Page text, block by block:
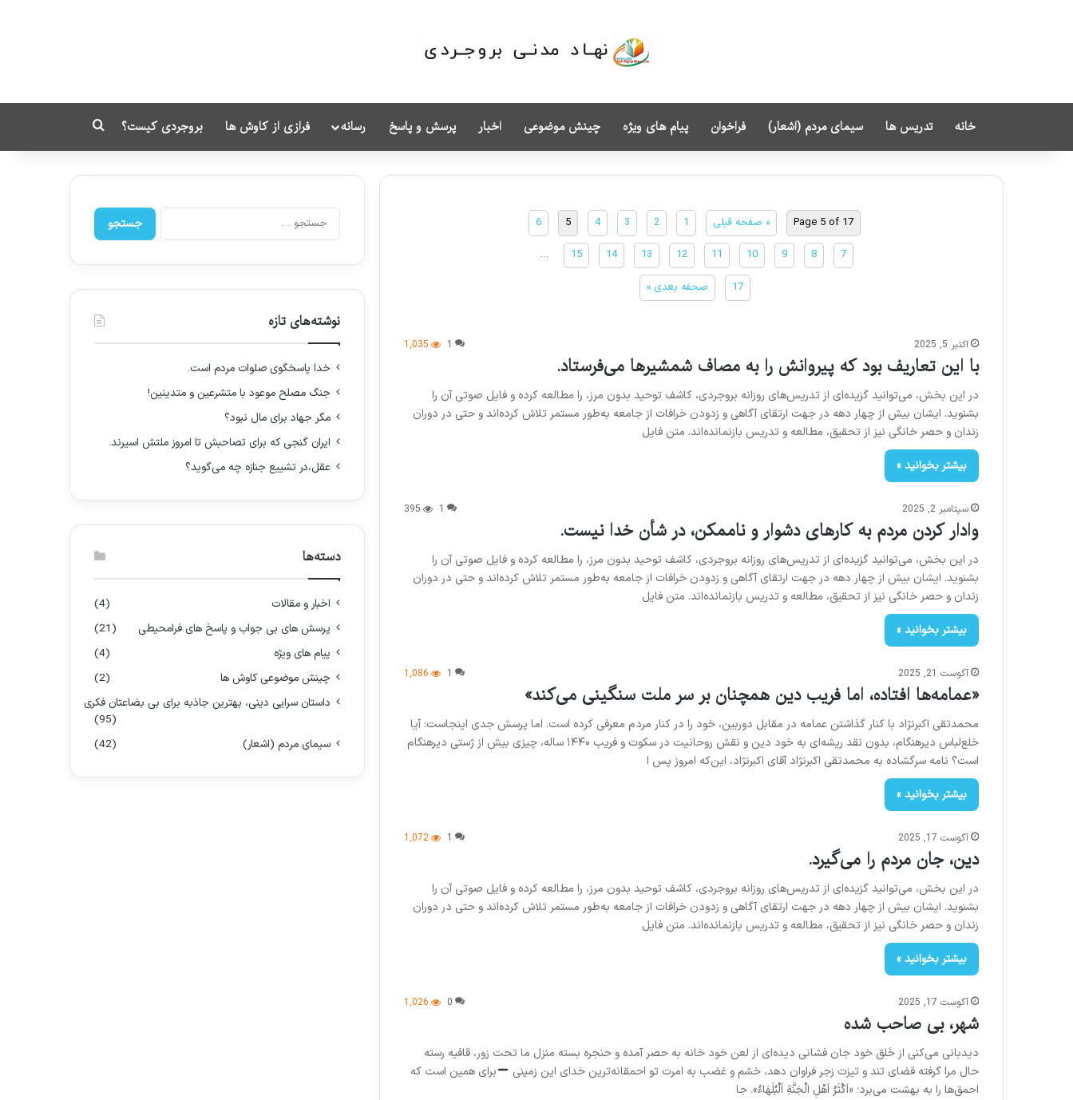
خانه تدریس ها سیمای مردم (اشعار) فراخوان پیام های ویژه چینش موضوعی اخبار پرسش و پاسخ رسانه فرازی از کاوش ها بروجردی کیست؟
Page 5 of 17 « صفحه قبلی 1
2
3
4
5
6
7
8
9
10
11
12
13
14
15
…
17 صحفه بعدی »
اکتبر 5, 2025 1
1,035
با این تعاریف بود که پیروانش را به مصاف شمشیرها می‌فرستاد.
در این بخش، می‌توانید گزیده‌ای از تدریس‌های روزانه بروجردی، کاشف توحید بدون مرز، را مطالعه کرده و فایل صوتی آن را
بشنوید. ایشان بیش از چهار دهه در جهت ارتقای آگاهی و زدودن خرافات از جامعه به‌طور مستمر تلاش کرده‌اند و حتی در دوران
زندان و حصر خانگی نیز از تحقیق، مطالعه و تدریس بازنمانده‌اند. متن فایل
بیشتر بخوانید »
سپتامبر 2, 2025 1
395
وادار کردن مردم به کارهای دشوار و ناممکن، در شأن خدا نیست.
در این بخش، می‌توانید گزیده‌ای از تدریس‌های روزانه بروجردی، کاشف توحید بدون مرز، را مطالعه کرده و فایل صوتی آن را
بشنوید. ایشان بیش از چهار دهه در جهت ارتقای آگاهی و زدودن خرافات از جامعه به‌طور مستمر تلاش کرده‌اند و حتی در دوران
زندان و حصر خانگی نیز از تحقیق، مطالعه و تدریس بازنمانده‌اند. متن فایل
بیشتر بخوانید »
آگوست 21, 2025 1
1,086
«عمامه‌ها افتاده، اما فریب دین همچنان بر سر ملت سنگینی می‌کند»
محمدتقی اکبرنژاد با کنار گذاشتن عمامه در مقابل دوربین، خود را در کنار مردم معرفی کرده است. اما پرسش جدی اینجاست: آیا
خلع‌لباس دیرهنگام، بدون نقد ریشه‌ای به خود دین و نقش روحانیت در سکوت و فریب ۱۴۴۰ ساله، چیزی بیش از ژستی دیرهنگام
است؟ نامه سرگشاده به محمدتقی اکبرنژاد آقای اکبرنژاد، این‌که امروز پس ا
بیشتر بخوانید »
آگوست 17, 2025 1
1,072
دین، جان مردم را می‌گیرد.
در این بخش، می‌توانید گزیده‌ای از تدریس‌های روزانه بروجردی، کاشف توحید بدون مرز، را مطالعه کرده و فایل صوتی آن را
بشنوید. ایشان بیش از چهار دهه در جهت ارتقای آگاهی و زدودن خرافات از جامعه به‌طور مستمر تلاش کرده‌اند و حتی در دوران
زندان و حصر خانگی نیز از تحقیق، مطالعه و تدریس بازنمانده‌اند. متن فایل
بیشتر بخوانید »
آگوست 17, 2025 0
1,026
شهر، بی صاحب شده
دیدبانی می‌کنی از خَلق خود جان فشانی دیده‌ای از لعن خود خانه به حصر آمده و حنجره بسته منزل ما تحت زور، قافیه رسته
حال مرا گرفته قضای تند و تیزت زجر فراوان دهد، خشم و غضب به امرت تو احمقانه‌ترین خدای این زمینی
برای همین است که
احمق‌ها را به بهشت می‌برد؛ «اَکْثَرُ اَهْلِ الْجَنَّةِ اَلْبُلَهَاءُ». جا
ج
س
ج
نوشته‌های تازه
خدا پاسخگوی صلوات مردم است.
جنگ مصلح موعود با متشرعین و متدینین!
مگر جهاد برای مال نبود؟
ایران گنجی که برای تصاحبش تا امروز ملتش اسیرند.
عقل،در تشییع جنازه چه می‌گوید؟
دسته‌ها
اخبار و مقالات
(4)
پرسش های بی جواب و پاسخ های فرامحیطی
(21)
پیام های ویژه
(4)
چینش موضوعی کاوش ها
(2)
داستان سرایی دینی، بهترین جاذبه برای بی بضاعتان فکری
(95)
سیمای مردم (اشعار)
(42)